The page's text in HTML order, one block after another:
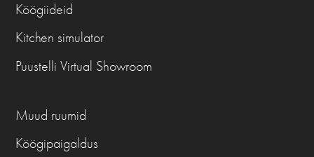
Köögiideid
Kitchen simulator
Puustelli Virtual Showroom
Muud ruumid
Köögipaigaldus